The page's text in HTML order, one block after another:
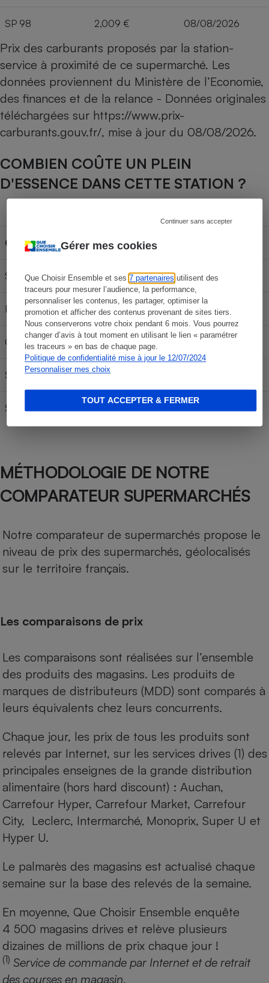
Gérer mes cookies
Que Choisir Ensemble et ses7 partenaires utilisent des
traceurs pour mesurer l’audience, la performance,
personnaliser les contenus, les partager, optimiser la
promotion et afficher des contenus provenant de sites tiers.
Nous conserverons votre choix pendant 6 mois. Vous pourrez
changer d’avis à tout moment en utilisant le lien « paramétrer
les traceurs » en bas de chaque page.
Politique de confidentialité mise à jour le 12/07/2024
Personnaliser mes choix
Continuer sans accepter
TOUT ACCEPTER & FERMER
SP 98 2,009 € 08/08/2026
Prix des carburants proposés par la station-
service à proximité de ce supermarché. Les
données proviennent du Ministère de l’Economie,
des finances et de la relance - Données originales
téléchargées sur https://www.prix-
carburants.gouv.fr/, mise à jour du 08/08/2026.
COMBIEN COÛTE UN PLEIN
D'ESSENCE DANS CETTE STATION ?
Carburant 30L 50L
SP 95-E10 57,27 € 95,45 € 133,63 €
E85 24,57 € 40,95 € 57,33 €
Gazole 63,57 € 105,95 € 148,33 €
SP95 60,33 €
SP 98
MÉTHODOLOGIE DE NOTRE
COMPARATEUR SUPERMARCHÉS
Notre comparateur de supermarchés propose le
niveau de prix des supermarchés, géolocalisés
sur le territoire français.
Les comparaisons de prix
Les comparaisons sont réalisées sur l’ensemble
des produits des magasins. Les produits de
marques de distributeurs (MDD) sont comparés à
leurs équivalents chez leurs concurrents.
Chaque jour, les prix de tous les produits sont
relevés par Internet, sur les services drives (1) des
principales enseignes de la grande distribution
alimentaire (hors hard discount) : Auchan,
Carrefour Hyper, Carrefour Market, Carrefour
City, Leclerc, Intermarché, Monoprix, Super U et
Hyper U.
Le palmarès des magasins est actualisé chaque
semaine sur la base des relevés de la semaine.
En moyenne, Que Choisir Ensemble enquête
4 500 magasins drives et relève plusieurs
dizaines de millions de prix chaque jour !
(1) Service de commande par Internet et de retrait
des courses en magasin.